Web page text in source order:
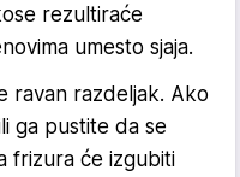
rezultiraće
umesto sjaja.
ravan razdeljak. Ako
ga pustite da se
frizura će izgubiti